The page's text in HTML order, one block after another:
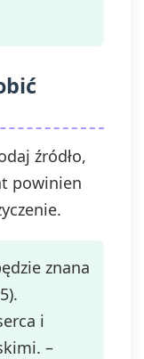
źródło,
powinien
znana
i
–